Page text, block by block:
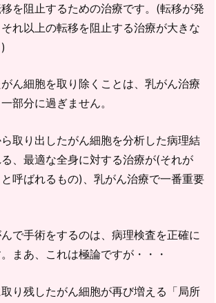
を阻止するための治療です。(転移が発
れ以上の転移を阻止する治療が大きな
ん細胞を取り除くことは、乳がん治療
部分に過ぎません。
取り出したがん細胞を分析した病理結
、最適な全身に対する治療が(それが
と呼ばれるもの)、乳がん治療で一番重要
で手術をするのは、病理検査を正確に
まあ、これは極論ですが・・・
り残したがん細胞が再び増える「局所